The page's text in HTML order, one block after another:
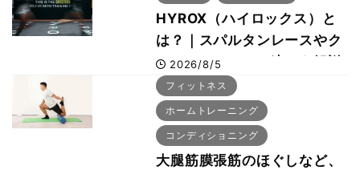
界王者・鈴木雅選手が解説
HYROX（ハイロックス）と
は？｜スパルタンレースやク
ロスフィットとの違いを解説
2026/8/5
フィットネス
ホームトレーニング
コンディショニング
大腿筋膜張筋のほぐしなど、